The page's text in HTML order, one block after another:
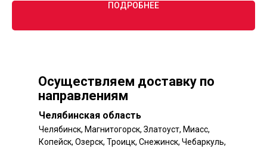
ПОДРОБНЕЕ
Челябинская область
Осуществляем доставку по
направлениям
Челябинск, Магнитогорск, Златоуст, Миасс,
Копейск, Озерск, Троицк, Снежинск, Чебаркуль,